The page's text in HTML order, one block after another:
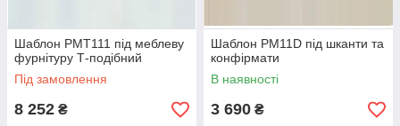
Шаблон PMT111 під меблеву
фурнітуру Т-подібний
Під замовлення
8 252 ₴
Шаблон PM11D під шканти та
конфірмати
В наявності
3 690 ₴